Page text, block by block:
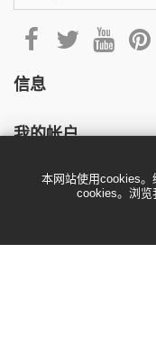
信息
我的帐户
本网站使用cookies。
cookies。浏览